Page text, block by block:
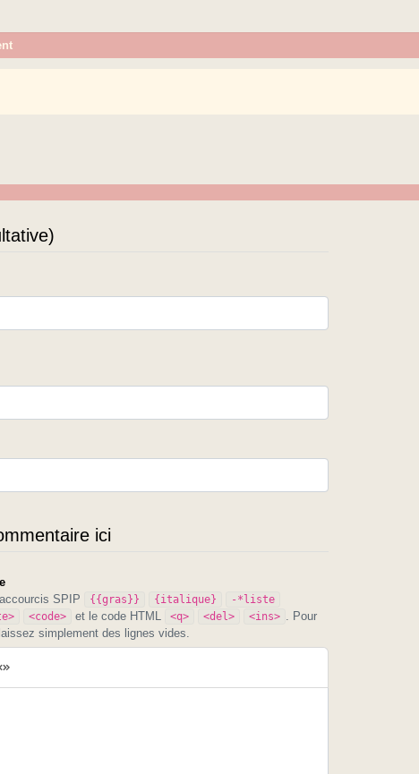
ici
SPIP
{{gras}} {italique}
-*liste
<code> et le code HTML <q> <del> <ins>
. Pour
simplement des lignes vides.